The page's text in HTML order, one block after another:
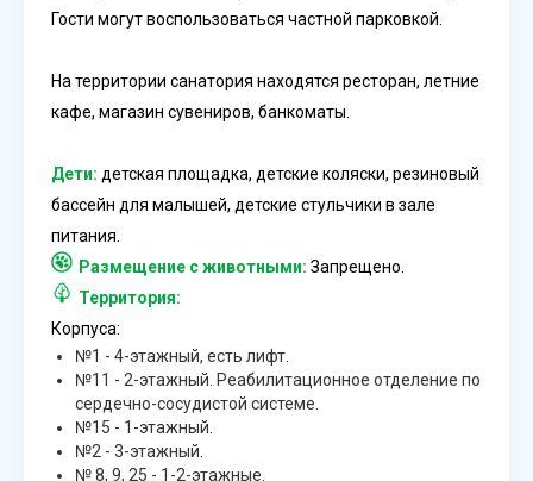
Гости могут воспользоваться частной парковкой.
На территории санатория находятся ресторан, летние
кафе, магазин сувениров, банкоматы.
Дети: детская площадка, детские коляски, резиновый
бассейн для малышей, детские стульчики в зале
питания.
Размещение с животными: Запрещено.
Территория:
Корпуса:
№1 - 4-этажный, есть лифт.
№11 - 2-этажный. Реабилитационное отделение по
сердечно-сосудистой системе.
№15 - 1-этажный.
№2 - 3-этажный.
№ 8, 9, 25 - 1-2-этажные.